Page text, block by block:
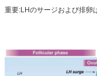
重要:LHのサージおよび排卵